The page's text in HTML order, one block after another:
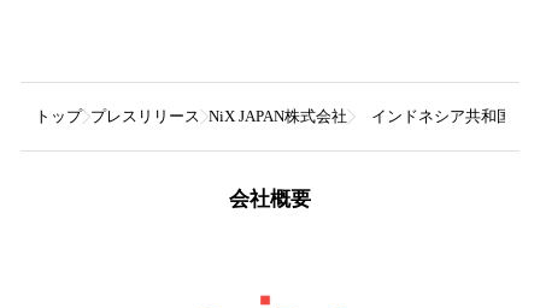
トップ プレスリリース NiX JAPAN株式会社 インドネシア共和国に
会社概要